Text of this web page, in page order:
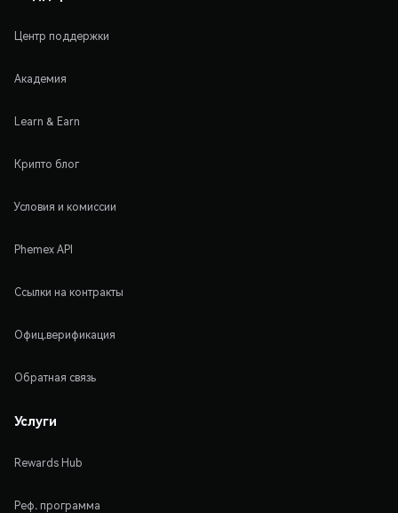
Центр поддержки
Академия
Learn & Earn
Крипто блог
Условия и комиссии
Phemex API
Ссылки на контракты
Офиц.верификация
Обратная связь
Услуги
Rewards Hub
Реф. программа